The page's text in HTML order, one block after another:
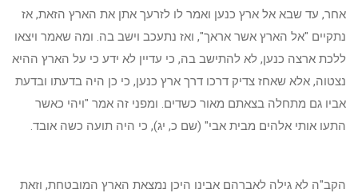
אחר, עד שבא אל ארץ כנען ואמר לו לזרעך אתן את הארץ הזאת, אז
נתקיים "אל הארץ אשר אראך", ואז נתעכב וישב בה. ומה שאמר ויצאו
ללכת ארצה כנען, לא להתישב בה, כי עדיין לא ידע כי על הארץ ההיא
נצטוה, אלא שאחז צדיק דרכו דרך ארץ כנען, כי כן היה בדעתו ובדעת
אביו גם מתחלה בצאתם מאור כשדים. ומפני זה אמר "ויהי כאשר
התעו אותי אלהים מבית אבי" (שם כ, יג), כי היה תועה כשה אובד.
הקב"ה לא גילה לאברהם אבינו היכן נמצאת הארץ המובטחת, וזאת